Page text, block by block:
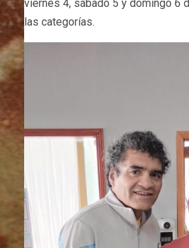
viernes 4, sábado 5 y domingo 6
las categorías.